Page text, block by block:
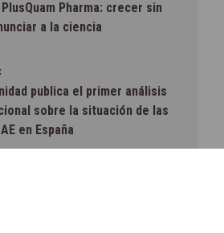
Pharma: crecer sin
a la ciencia
publica el primer análisis
sobre la situación de las
en España